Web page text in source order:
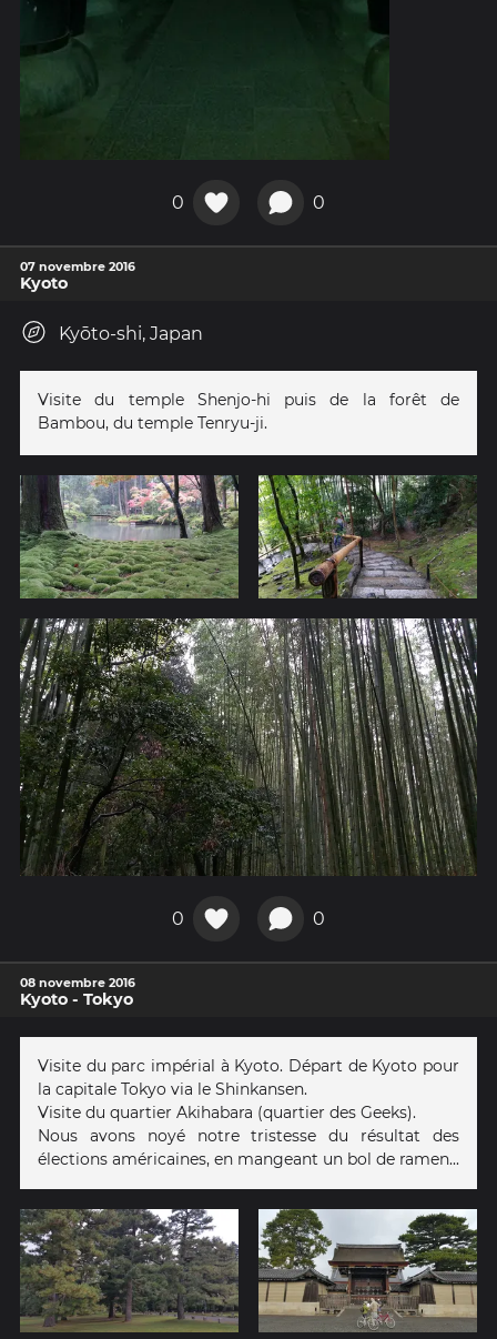
0 0
07 novembre 2016
Kyoto
Kyōto-shi, Japan
Visite du temple Shenjo-hi puis de la forêt de
Bambou, du temple Tenryu-ji.
0 0
08 novembre 2016
Kyoto - Tokyo
Visite du parc impérial à Kyoto. Départ de Kyoto pour
la capitale Tokyo via le Shinkansen.
Visite du quartier Akihabara (quartier des Geeks).
Nous avons noyé notre tristesse du résultat des
élections américaines, en mangeant un bol de ramen...